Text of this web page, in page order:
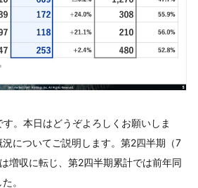
す。本日はどうぞよろしくお願いしま
についてご説明します。第2四半期（7
増収に転じ、第2四半期累計では前年同
。